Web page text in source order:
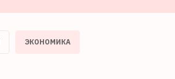
ЭКОНОМИКА